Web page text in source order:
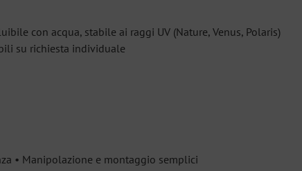
con acqua, stabile ai raggi UV (Nature, Venus, Polaris)
su richiesta individuale
• Manipolazione e montaggio semplici